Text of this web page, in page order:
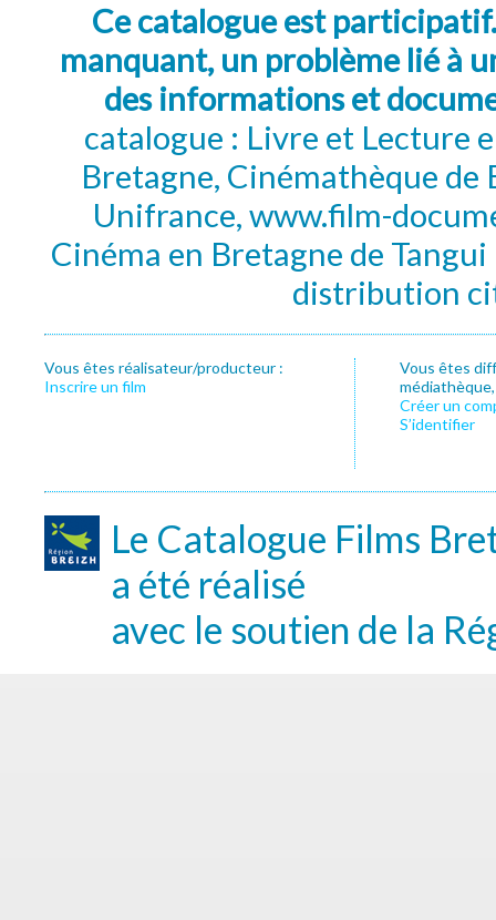
Ce catalogue est
manquant, un problème lié à
des informations et
catalogue : Livre et Lecture
Bretagne, Cinémathèque de
Unifrance, www.film-
Cinéma en Bretagne de
distribution
Vous êtes réalisateur/producteur :
Inscrire un film
Vous êtes
Créer un
S’identifier
Le Catalogue Films
a été réalisé
avec le soutien de la